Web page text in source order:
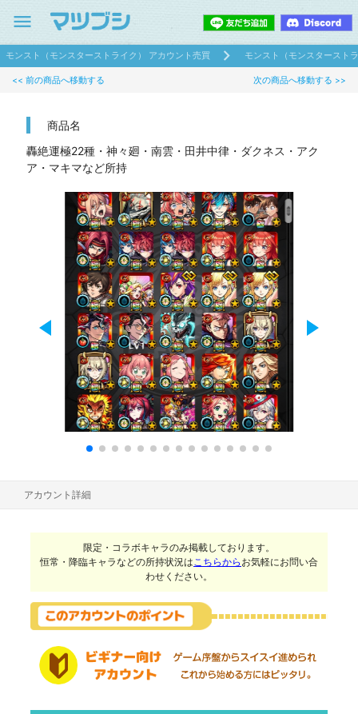
menu
モンスト（モンスターストライク） アカウント売買 モンスト（モンスタースト
<< 前の商品へ移動する 次の商品へ移動する >>
商品名
轟絶運極22種・神々廻・南雲・田井中律・ダクネス・アク
ア・マキマなど所持
アカウント詳細
限定・コラボキャラのみ掲載しております。
恒常・降臨キャラなどの所持状況はこちらから お気軽にお問い合
わせください。